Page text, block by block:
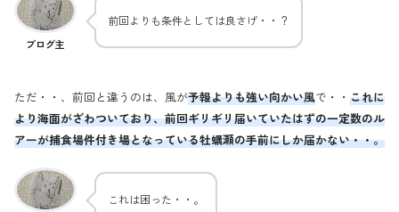
ブログ主
前回よりも条件としては良さげ・・？
ただ・・、前回と違うのは、風が予報よりも強い向かい風で・・ これに
より海面がざわついており、前回ギリギリ届いていたはずの一定数のル
アーが捕食場件付き場となっている牡蠣瀬の手前にしか届かない・・。
これは困った・・。